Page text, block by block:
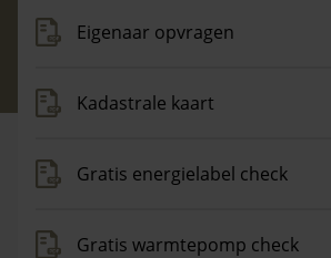
Eigenaar opvragen
Kadastrale kaart
Gratis energielabel check
Gratis warmtepomp check